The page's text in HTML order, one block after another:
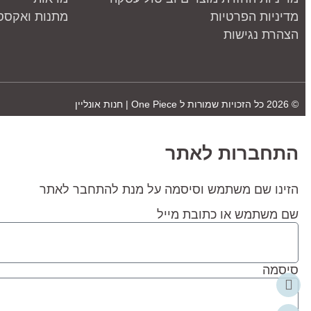
מדיניות הפרטיות
הצהרת נגישות
מתנות
© 2026 כל הזכויות שמורות ל One Piece | חנות אונליין
התחברות לאתר
הזינו שם משתמש וסיסמה על מנת להתחבר לאתר
שם משתמש או כתובת מייל
סיסמה